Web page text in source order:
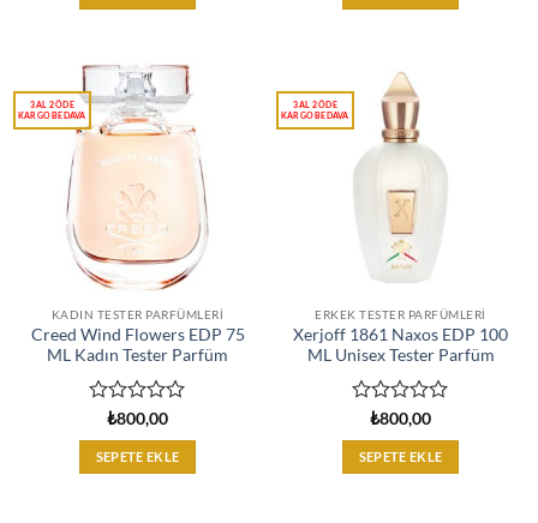
oy
oy
KADIN TESTER PARFÜMLERI
Creed Wind Flowers EDP 75
ML Kadın Tester Parfüm
üzerinden
0
oy
₺800,00
SEPETE EKLE
ERKEK TESTER PARFÜMLERI
Xerjoff 1861 Naxos EDP 100
ML Unisex Tester Parfüm
üzerinden
0
oy
₺800,00
SEPETE EKLE